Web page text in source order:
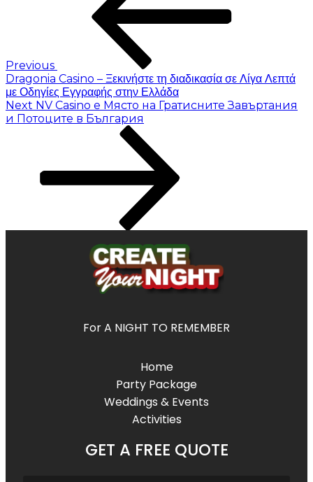
Previous
Dragonia Casino – Ξεκινήστε τη διαδικασία σε Λίγα Λεπτά
με Οδηγίες Εγγραφής στην Ελλάδα
Next NV Casino е Място на Гратисните Завъртания
и Потоците в България
For A NIGHT TO REMEMBER
Home
Party Package
Weddings & Events
Activities
GET A FREE QUOTE